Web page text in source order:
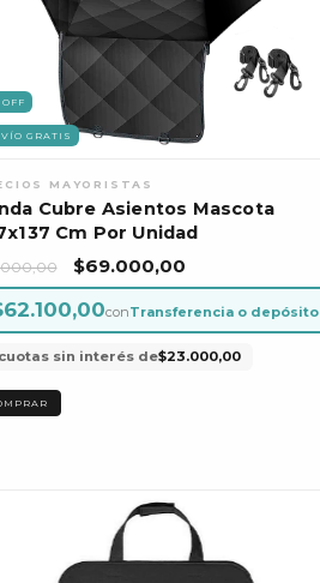
OFF
GRATIS
Cubre Asientos Mascota
Cm Por Unidad
$69.000,00
conTransferencia o depósito
cuotas sin interés de$23.000,00